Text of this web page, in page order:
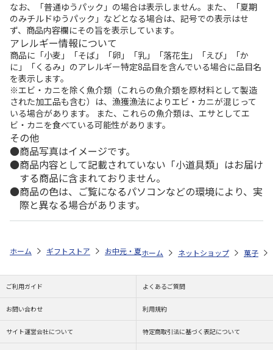
なお、「普通ゆうパック」の場合は表示しません。また、「夏期
のみチルドゆうパック」などとなる場合は、記号での表示はせ
ず、商品内容欄にその旨を表示しています。
アレルギー情報について
商品に「小麦」「そば」「卵」「乳」「落花生」「えび」「か
に」「くるみ」のアレルギー特定8品目を含んでいる場合に品目名
を表示します。
※エビ・カニを除く魚介類（これらの魚介類を原材料として製造
された加工品も含む）は、漁獲漁法によりエビ・カニが混じって
いる場合があります。 また、これらの魚介類は、エサとしてエ
ビ・カニを食べている可能性があります。
その他
商品写真はイメージです。
商品内容として記載されていない「小道具類」はお届け
する商品に含まれておりません。
商品の色は、ご覧になるパソコンなどの環境により、実
際と異なる場合があります。
ホーム ギフトストア お中元・夏ギフト特集 2026 ゆうゆうギフト
ホーム ネットショップ 菓子
ご利用ガイド よくあるご質問
お問い合わせ 利用規約
サイト運営会社について 特定商取引法に基づく表記について